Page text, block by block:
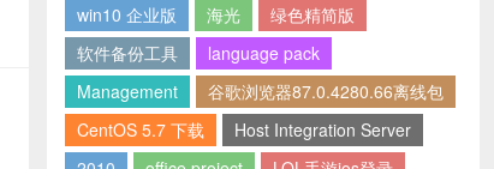
win10 企业版 海光
绿色精简版
软件备份工具
language pack
Management
谷歌浏览器87.0.4280.66离线包
CentOS 5.7 下载
Host Integration Server